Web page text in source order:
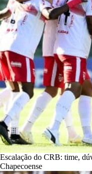
Escalação do CRB: time,
Chapecoense